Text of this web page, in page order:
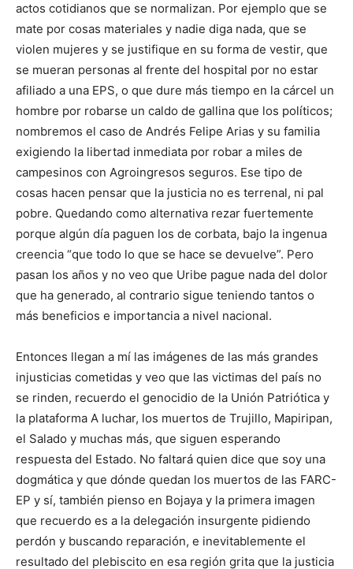
actos cotidianos que se normalizan. Por ejemplo que se
mate por cosas materiales y nadie diga nada, que se
violen mujeres y se justifique en su forma de vestir, que
se mueran personas al frente del hospital por no estar
afiliado a una EPS, o que dure más tiempo en la cárcel un
hombre por robarse un caldo de gallina que los políticos;
nombremos el caso de Andrés Felipe Arias y su familia
exigiendo la libertad inmediata por robar a miles de
campesinos con Agroingresos seguros. Ese tipo de
cosas hacen pensar que la justicia no es terrenal, ni pal
pobre. Quedando como alternativa rezar fuertemente
porque algún día paguen los de corbata, bajo la ingenua
creencia “que todo lo que se hace se devuelve”. Pero
pasan los años y no veo que Uribe pague nada del dolor
que ha generado, al contrario sigue teniendo tantos o
más beneficios e importancia a nivel nacional.
Entonces llegan a mí las imágenes de las más grandes
injusticias cometidas y veo que las victimas del país no
se rinden, recuerdo el genocidio de la Unión Patriótica y
la plataforma A luchar, los muertos de Trujillo, Mapiripan,
el Salado y muchas más, que siguen esperando
respuesta del Estado. No faltará quien dice que soy una
dogmática y que dónde quedan los muertos de las FARC-
EP y sí, también pienso en Bojaya y la primera imagen
que recuerdo es a la delegación insurgente pidiendo
perdón y buscando reparación, e inevitablemente el
resultado del plebiscito en esa región grita que la justicia